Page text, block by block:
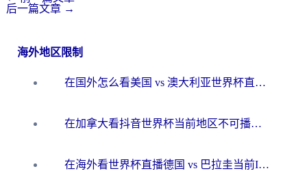
后一篇文章 →
海外地区限制
在国外怎么看美国 vs 澳大利亚世界杯直播？海外党必藏的中文解说观赛指南
在加拿大看抖音世界杯当前地区不可播放？海外党体育观赛终极指南
在海外看世界杯直播德国 vs 巴拉圭当前IP受限制？这篇指南帮你轻松解决地区限制